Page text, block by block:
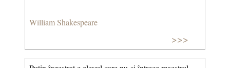
William Shakespeare
>>>